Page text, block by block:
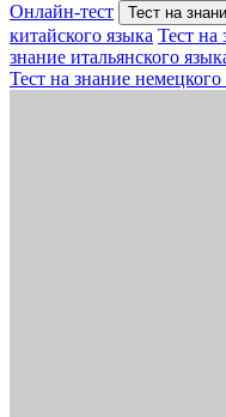
Онлайн-тест
Тест на
китайского языка Тест на
знание итальянского
Тест на знание немецкого